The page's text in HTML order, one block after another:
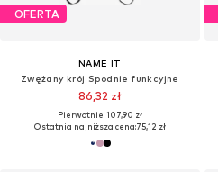
OFERTA
NAME IT
Zwężany krój Spodnie funkcyjne
86,32 zł
Pierwotnie: 107,90 zł
Ostatnia najniższa cena:75,12 zł